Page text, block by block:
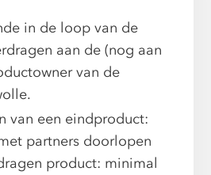
in de loop van de
aan de (nog aan
van de
van een eindproduct:
partners doorlopen
product: minimal